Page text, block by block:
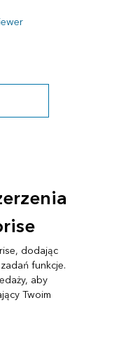
dodając
funkcje.
aby
Twoim